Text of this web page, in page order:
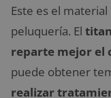
Este es el
peluquería. El
reparte mejor el
puede obtener
realizar